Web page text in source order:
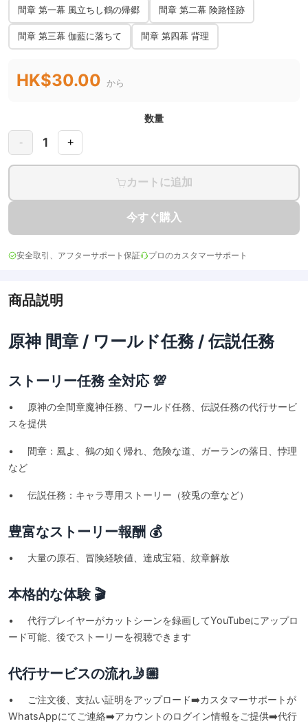
間章 第一幕 風立ちし鶴の帰郷 間章 第二幕 険路怪跡
間章 第三幕 伽藍に落ちて 間章 第四幕 背理
HK$30.00 から
数量
- 1 +
カートに追加
今すぐ購入
安全取引、アフターサポート保証 プロのカスタマーサポート
商品説明
原神 間章 / ワールド任務 / 伝説任務
ストーリー任務 全対応 💯
• 原神の全間章魔神任務、ワールド任務、伝説任務の代行サービ
スを提供
• 間章：風よ、鶴の如く帰れ、危険な道、ガーランの落日、悖理
など
• 伝説任務：キャラ専用ストーリー（狡兎の章など）
豊富なストーリー報酬 💰
• 大量の原石、冒険経験値、達成宝箱、紋章解放
本格的な体験 🎬
• 代行プレイヤーがカットシーンを録画してYouTubeにアップロ
ード可能、後でストーリーを視聴できます
代行サービスの流れ🤳🏼
• ご注文後、支払い証明をアップロード➡️カスタマーサポートが
WhatsAppにてご連絡➡️アカウントのログイン情報をご提供➡️代行